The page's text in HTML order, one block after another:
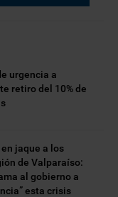
urgencia a
retiro del 10% de
jaque a los
de Valparaíso:
al gobierno a
esta crisis